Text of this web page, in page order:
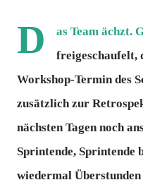
D
as Team ächzt.
freigeschaufelt,
Workshop-Termin des
zusätzlich zur
nächsten Tagen noch
Sprintende, Sprintende
wiedermal